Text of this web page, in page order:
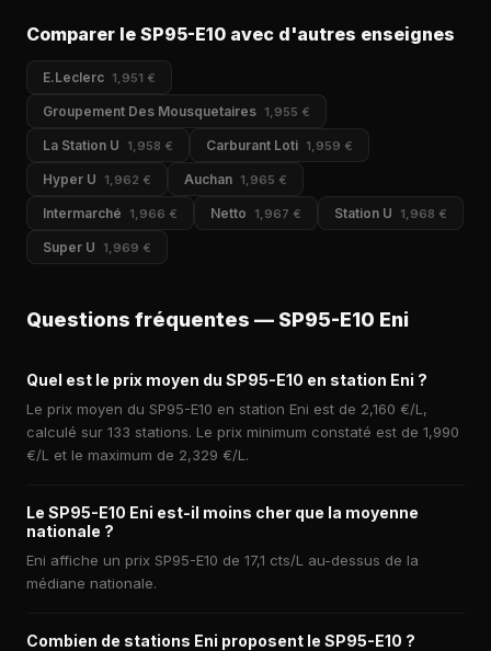
Comparer le SP95-E10 avec d'autres enseignes
E.Leclerc 1,951 €
Groupement Des Mousquetaires 1,955 €
La Station U 1,958 € Carburant Loti 1,959 €
Hyper U 1,962 € Auchan 1,965 €
Intermarché 1,966 € Netto 1,967 € Station U 1,968 €
Super U 1,969 €
Questions fréquentes — SP95-E10 Eni
Quel est le prix moyen du SP95-E10 en station Eni ?
Le prix moyen du SP95-E10 en station Eni est de 2,160 €/L,
calculé sur 133 stations. Le prix minimum constaté est de 1,990
€/L et le maximum de 2,329 €/L.
Le SP95-E10 Eni est-il moins cher que la moyenne
nationale ?
Eni affiche un prix SP95-E10 de 17,1 cts/L au-dessus de la
médiane nationale.
Combien de stations Eni proposent le SP95-E10 ?